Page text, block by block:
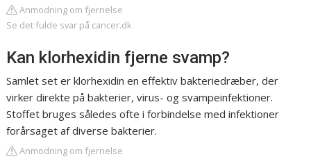
Anmodning om fjernelse
Se det fulde svar på cancer.dk
Kan klorhexidin fjerne svamp?
Samlet set er klorhexidin en effektiv bakteriedræber, der
virker direkte på bakterier, virus- og svampeinfektioner.
Stoffet bruges således ofte i forbindelse med infektioner
forårsaget af diverse bakterier.
Anmodning om fjernelse